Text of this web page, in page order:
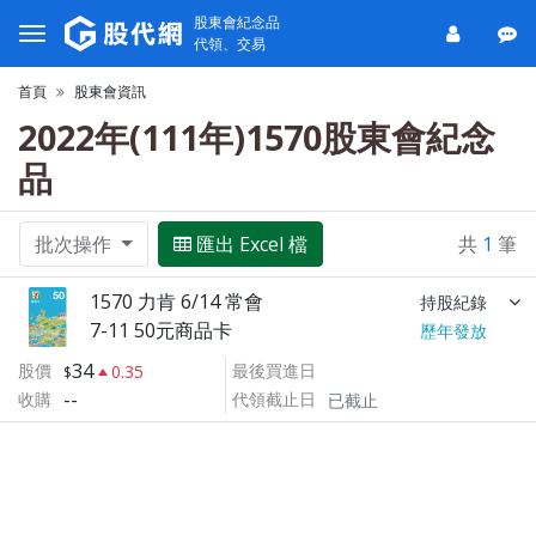
股東會紀念品
代領、交易
首頁 股東會資訊
2022年(111年)1570股東會紀念
品
批次操作 匯出 Excel 檔 共 1 筆
1570 力肯 6/14 常會 持股紀錄
7-11 50元商品卡
歷年發放
股價
34
0.35
收購 --
最後買進日
代領截止日
已截止